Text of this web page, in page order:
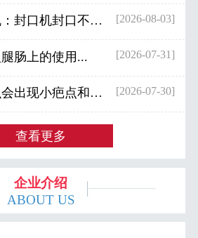
全自动封口机：封口机封口不好应检查什... [2026-08-03]
肠上的使用... [2026-07-31]
复合膜为什么会出现小疤点和波浪纹... [2026-07-30]
查看更多
企业介绍
ABOUT US